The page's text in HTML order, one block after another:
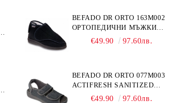
BEFADO DR ORTO 163M002
ОРТОПЕДИЧНИ МЪЖКИ
ОБУВКИ ЗА ГИПСИРАН ИЛИ
€49.90 97.60лв.
BEFADO DR ORTO 077M003
ACTIFRESH SANITIZED
ОРТОПЕДИЧНИ САНДАЛИ
€49.90 97.60лв.